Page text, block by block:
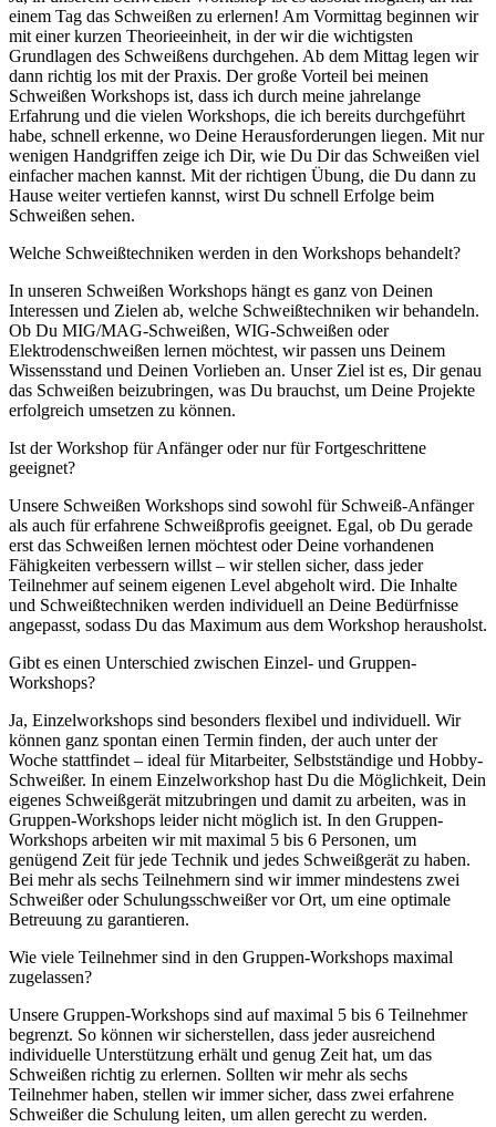
einem Tag das Schweißen zu erlernen! Am Vormittag beginnen wir
mit einer kurzen Theorieeinheit, in der wir die wichtigsten
Grundlagen des Schweißens durchgehen. Ab dem Mittag legen wir
dann richtig los mit der Praxis. Der große Vorteil bei meinen
Schweißen Workshops ist, dass ich durch meine jahrelange
Erfahrung und die vielen Workshops, die ich bereits durchgeführt
habe, schnell erkenne, wo Deine Herausforderungen liegen. Mit nur
wenigen Handgriffen zeige ich Dir, wie Du Dir das Schweißen viel
einfacher machen kannst. Mit der richtigen Übung, die Du dann zu
Hause weiter vertiefen kannst, wirst Du schnell Erfolge beim
Schweißen sehen.
Welche Schweißtechniken werden in den Workshops behandelt?
In unseren Schweißen Workshops hängt es ganz von Deinen
Interessen und Zielen ab, welche Schweißtechniken wir behandeln.
Ob Du MIG/MAG-Schweißen, WIG-Schweißen oder
Elektrodenschweißen lernen möchtest, wir passen uns Deinem
Wissensstand und Deinen Vorlieben an. Unser Ziel ist es, Dir genau
das Schweißen beizubringen, was Du brauchst, um Deine Projekte
erfolgreich umsetzen zu können.
Ist der Workshop für Anfänger oder nur für Fortgeschrittene
geeignet?
Unsere Schweißen Workshops sind sowohl für Schweiß-Anfänger
als auch für erfahrene Schweißprofis geeignet. Egal, ob Du gerade
erst das Schweißen lernen möchtest oder Deine vorhandenen
Fähigkeiten verbessern willst – wir stellen sicher, dass jeder
Teilnehmer auf seinem eigenen Level abgeholt wird. Die Inhalte
und Schweißtechniken werden individuell an Deine Bedürfnisse
angepasst, sodass Du das Maximum aus dem Workshop herausholst.
Gibt es einen Unterschied zwischen Einzel- und Gruppen-
Workshops?
Ja, Einzelworkshops sind besonders flexibel und individuell. Wir
können ganz spontan einen Termin finden, der auch unter der
Woche stattfindet – ideal für Mitarbeiter, Selbstständige und Hobby-
Schweißer. In einem Einzelworkshop hast Du die Möglichkeit, Dein
eigenes Schweißgerät mitzubringen und damit zu arbeiten, was in
Gruppen-Workshops leider nicht möglich ist. In den Gruppen-
Workshops arbeiten wir mit maximal 5 bis 6 Personen, um
genügend Zeit für jede Technik und jedes Schweißgerät zu haben.
Bei mehr als sechs Teilnehmern sind wir immer mindestens zwei
Schweißer oder Schulungsschweißer vor Ort, um eine optimale
Betreuung zu garantieren.
Wie viele Teilnehmer sind in den Gruppen-Workshops maximal
zugelassen?
Unsere Gruppen-Workshops sind auf maximal 5 bis 6 Teilnehmer
begrenzt. So können wir sicherstellen, dass jeder ausreichend
individuelle Unterstützung erhält und genug Zeit hat, um das
Schweißen richtig zu erlernen. Sollten wir mehr als sechs
Teilnehmer haben, stellen wir immer sicher, dass zwei erfahrene
Schweißer die Schulung leiten, um allen gerecht zu werden.